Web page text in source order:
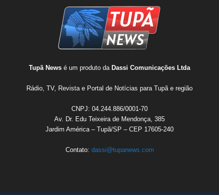
Tupã News é um produto da Dassi Comunicações Ltda
Rádio, TV, Revista e Portal de Notícias para Tupã e região
CNPJ: 04.244.886/0001-70
Av. Dr. Edu Teixeira de Mendonça, 385
Jardim América – Tupã/SP – CEP 17605-240
Contato: dassi@tupanews.com